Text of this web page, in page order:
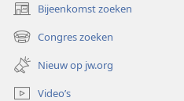
Bijeenkomst zoeken
(opent
nieuw
venster)
Congres zoeken
(opent
nieuw
venster)
Nieuw op jw.org
Video’s